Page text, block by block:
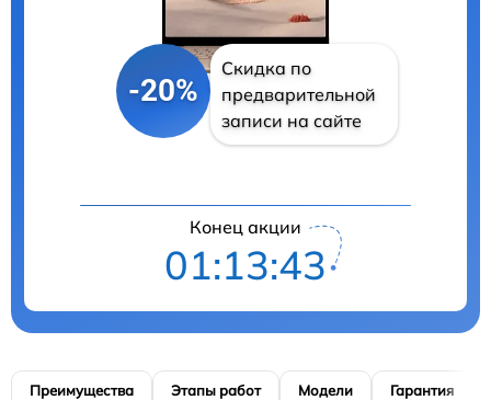
-20%
Скидка по
предварительной
записи на сайте
Конец акции
01:13:42
Преимущества Этапы работ Модели Гарантия